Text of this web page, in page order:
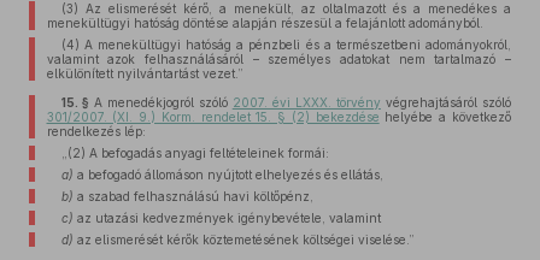
(3) Az elismerését kérő, a menekült, az oltalmazott és a menedékes a
menekültügyi hatóság döntése alapján részesül a felajánlott adományból.
(4) A menekültügyi hatóság a pénzbeli és a természetbeni adományokról,
valamint azok felhasználásáról – személyes adatokat nem tartalmazó –
elkülönített nyilvántartást vezet.”
15. § A menedékjogról szóló 2007. évi LXXX. törvény végrehajtásáról szóló
301/2007. (XI. 9.) Korm. rendelet 15. § (2) bekezdése helyébe a következő
rendelkezés lép:
„(2) A befogadás anyagi feltételeinek formái:
a) a befogadó állomáson nyújtott elhelyezés és ellátás,
b) a szabad felhasználású havi költőpénz,
c) az utazási kedvezmények igénybevétele, valamint
d) az elismerését kérők köztemetésének költségei viselése.”